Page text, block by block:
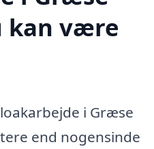
kan være
i Græse
end nogensinde